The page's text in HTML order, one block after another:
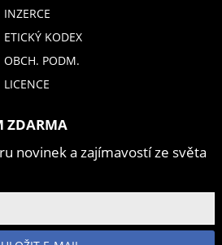
INZERCE
ETICKÝ KODEX
OBCH. PODM.
LICENCE
ZDARMA
novinek a zajímavostí ze světa